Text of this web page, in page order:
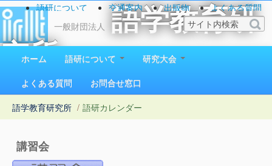
一般財団法人
語学教育研
究所
1923（大正12）年創立
語研について 交通案内 出版物
よくある質問
お問い合わせ
ホーム 語研について
研究大会
よくある質問
お問合せ窓口
語学教育研究所 / 語研カレンダー
講習会